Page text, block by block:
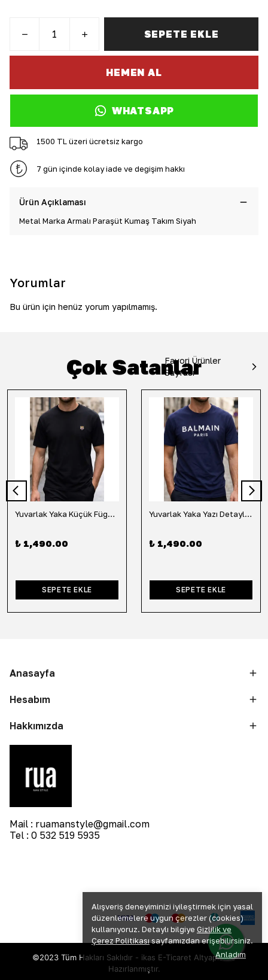
Alışveriş deneyiminizi iyileştirmek için yasal
düzenlemelere uygun çerezler (cookies)
kullanıyoruz. Detaylı bilgiye Gizlilik ve
Çerez Politikası sayfamızdan erişebilirsiniz.
Anladım
SEPETE EKLE
HEMEN AL
WHATSAPP
1500 TL üzeri ücretsiz kargo
7 gün içinde kolay iade ve değişim hakkı
Ürün Açıklaması
Metal Marka Armalı Paraşüt Kumaş Takım Siyah
Yorumlar
Bu ürün için henüz yorum yapılmamış.
Çok Satanlar
Favori Ürünler
Sayfası
Yuvarlak Yaka Küçük Fügür Detaylı Tişört-Siyah
₺ 1,490.00
SEPETE EKLE
Yuvarlak Yaka Yazı Detaylı Tişört-Lacivert
₺ 1,490.00
SEPETE EKLE
Anasayfa
Hesabım
Hakkımızda
Mail : ruamanstyle@gmail.com
Tel : 0 532 519 5935
©2023 Tüm Hakları Saklıdır - ikas E-Ticaret Altyapısı ile
Hazırlanmıştır.